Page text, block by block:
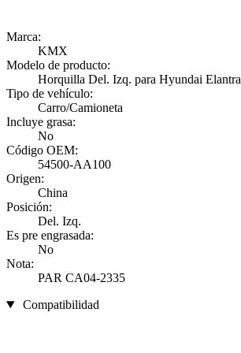
Marca:
KMX
Modelo de producto:
Horquilla Del. Izq. para Hyundai Elantra
Tipo de vehículo:
Carro/Camioneta
Incluye grasa:
No
Código OEM:
54500-AA100
Origen:
China
Posición:
Del. Izq.
Es pre engrasada:
No
Nota:
PAR CA04-2335
Compatibilidad